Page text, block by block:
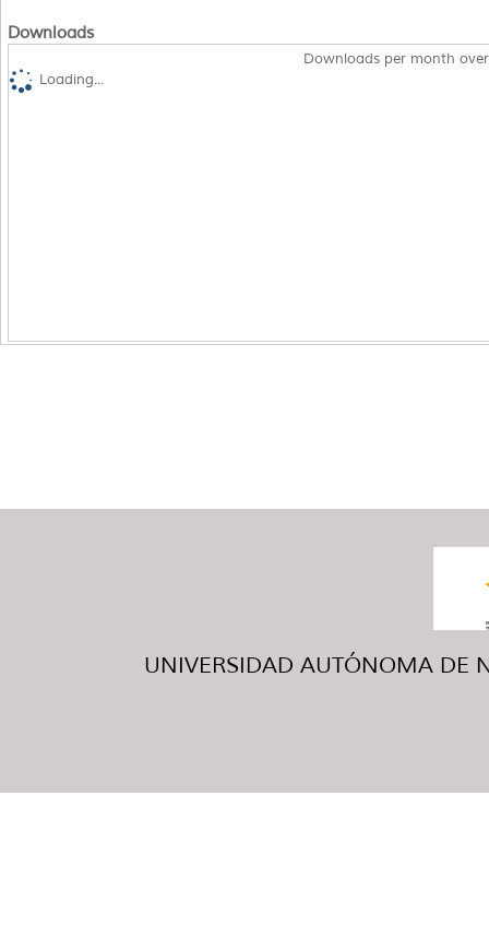
Downloads
Downloads per month
Loading...
UNIVERSIDAD AUTÓNOMA DE